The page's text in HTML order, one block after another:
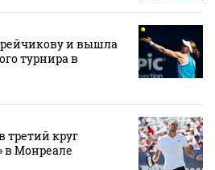
и вышла
турнира в
третий круг
в Монреале